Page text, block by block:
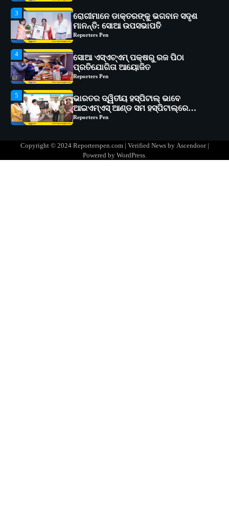
4
ସୋଆ ଏସ୍‌ଏଚ୍‌ଏମ୍ ପକ୍ଷରୁ ରଜ ପିଠା
ପ୍ରତିଯୋଗିତା ଆୟୋଜିତ
Reporters Pen
5
ଭାରତର ଦ୍ୱିତୀୟ ହସ୍ପିଟାଲ୍ ଭାବେ
ଆଇଏମ୍‌ଏସ୍ ଆଣ୍ଡ ସମ ହସ୍ପିଟାଲ୍‌ରେ
ଅତ୍ୟାଧୁନିକ ଡିଜିସ୍କାନର ସ୍ଥାପନ
Reporters Pen
1
ସୋଆ ପକ୍ଷରୁ ରାୱେ କାର୍ଯ୍ୟକ୍ରମ ଅଧୀନରେ
୧୧ଟି ଗ୍ରାମରେ ୧୬ଟି କୃଷକ ପ୍ରଶିକ୍ଷଣ
କାର୍ଯ୍ୟକ୍ରମ ଆୟୋଜିତ
Reporters Pen
ବିଶ୍ୱବିଦ୍ୟାଳୟର ସଫଳତା, ଉତ୍କର୍ଷତା ଓ
ଅଗ୍ରଗତିର ସ୍ମୃତିଚାରଣ
Reporters Pen
Copyright © 2024 Reporterspen.com | Verified News by Ascendoor|
Powered by WordPress.